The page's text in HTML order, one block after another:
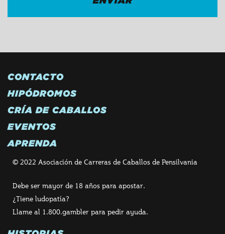
CONTACTO
HIPÓDROMOS
CRÍA DE CABALLOS
EVENTOS
APRENDA
© 2022 Asociación de Carreras de Caballos de Pensilvania
Debe ser mayor de 18 años para apostar.
¿Tiene ludopatía?
Llame al 1.800.gambler para pedir ayuda.